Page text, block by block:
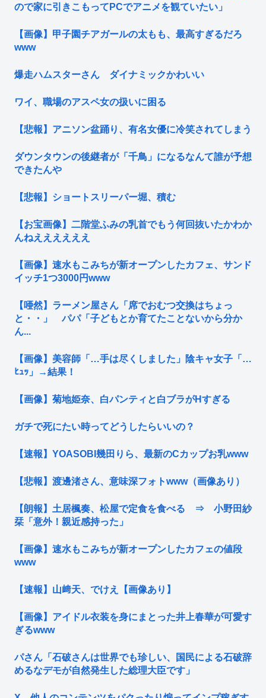
ので家に引きこもってPCでアニメを観ていたい」
【画像】甲子園チアガールの太もも、最高すぎるだろ
www
爆走ハムスターさん ダイナミックかわいい
ワイ、職場のアスペ女の扱いに困る
【悲報】アニソン盆踊り、有名女優に冷笑されてしまう
ダウンタウンの後継者が「千鳥」になるなんて誰が予想
できたんや
【悲報】ショートスリーパー堀、積む
【お宝画像】二階堂ふみの乳首でもう何回抜いたかわか
んねええええええ
【画像】速水もこみちが新オープンしたカフェ、サンド
イッチ1つ3000円www
【唖然】ラーメン屋さん「席でおむつ交換はちょっ
と・・」 パパ「子どもとか育てたことないから分か
ん...
【画像】美容師「…手は尽くしました」陰キャ女子「…
ﾋｭｯ」→結果！
【画像】菊地姫奈、白パンティと白ブラがHすぎる
ガチで死にたい時ってどうしたらいいの？
【速報】YOASOBI幾田りら、最新のCカップお乳www
【悲報】渡邊渚さん、意味深フォトwww（画像あり）
【朗報】土居楓奏、松屋で定食を食べる ⇒ 小野田紗
栞「意外！親近感持った」
【画像】速水もこみちが新オープンしたカフェの値段
www
【速報】山﨑天、でけえ【画像あり】
【画像】アイドル衣装を身にまとった井上春華が可愛す
ぎるwww
パさん「石破さんは世界でも珍しい、国民による石破辞
めるなデモが自然発生した総理大臣です」